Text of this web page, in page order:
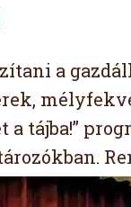
a
tájba!”